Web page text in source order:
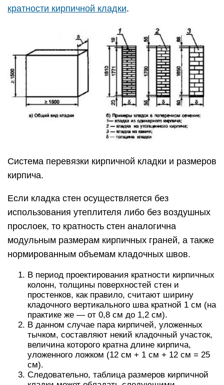
кратности кирпичной кладки.
Система перевязки кирпичной кладки и размеров
кирпича.
Если кладка стен осуществляется без
использования утеплителя либо без воздушных
прослоек, то кратность стен аналогична
модульным размерам кирпичных граней, а также
нормированным объемам кладочных швов.
В период проектирования кратности кирпичных
колонн, толщины поверхностей стен и
простенков, как правило, считают ширину
кладочного вертикального шва кратной 1 см (на
практике же — от 0,8 см до 1,2 см).
В данном случае пара кирпичей, уложенных
тычком, составляют некий кладочный участок,
величина которого кратна длине кирпича,
уложенного ложком (12 см + 1 см + 12 см = 25
см).
Следовательно, таблица размеров кирпичной